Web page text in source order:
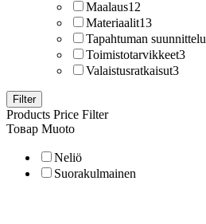
Maalaus12
Materiaalit13
Tapahtuman suunnittelu
Toimistotarvikkeet3
Valaistusratkaisut3
Filter
Products Price Filter
Товар Muoto
Neliö
Suorakulmainen